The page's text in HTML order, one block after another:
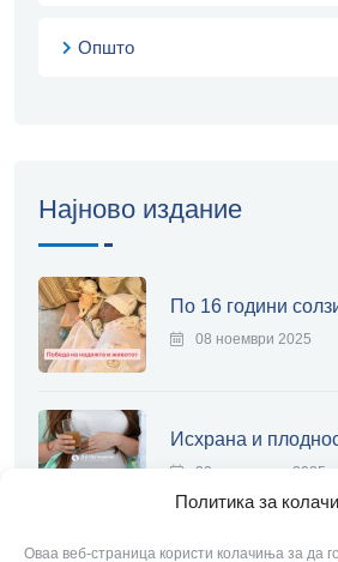
Политика за
Оваа веб-страница користи колачиња за да
Општо
Најново издание
По 16 години
08 ноември 2025
Исхрана и
20 септември 2025